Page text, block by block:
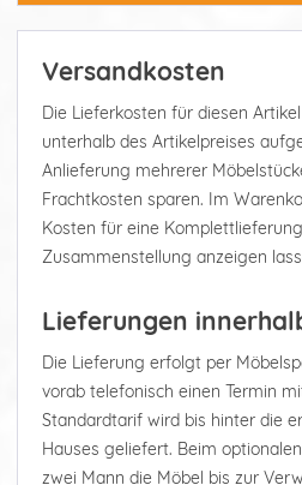
Versandkosten
Die Lieferkosten für diesen
unterhalb des Artikelpreises
Anlieferung mehrerer
Frachtkosten sparen. Im
Kosten für eine
Zusammenstellung anzeigen
Lieferungen
Die Lieferung erfolgt per
vorab telefonisch einen Termin
Standardtarif wird bis hinter die
Hauses geliefert. Beim
zwei Mann die Möbel bis zur